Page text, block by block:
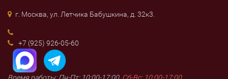
г. Москва, ул. Летчика Бабушкина, д. 32к3.
+7 (925) 926-05-60